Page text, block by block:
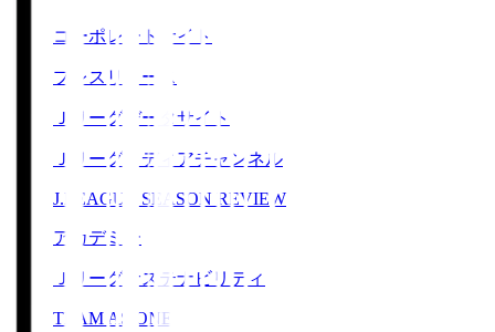
コーポレートサイト
プレスリリース
Ｊリーグデータサイト
Ｊリーグメディアチャンネル
J.LEAGUE SEASON REVIEW
アカデミー
Ｊリーグサステナビリティ
TEAM AS ONE